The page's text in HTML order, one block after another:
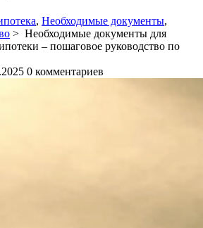
, Необходимые документы,
> Необходимые документы для
– пошаговое руководство по
0 комментариев